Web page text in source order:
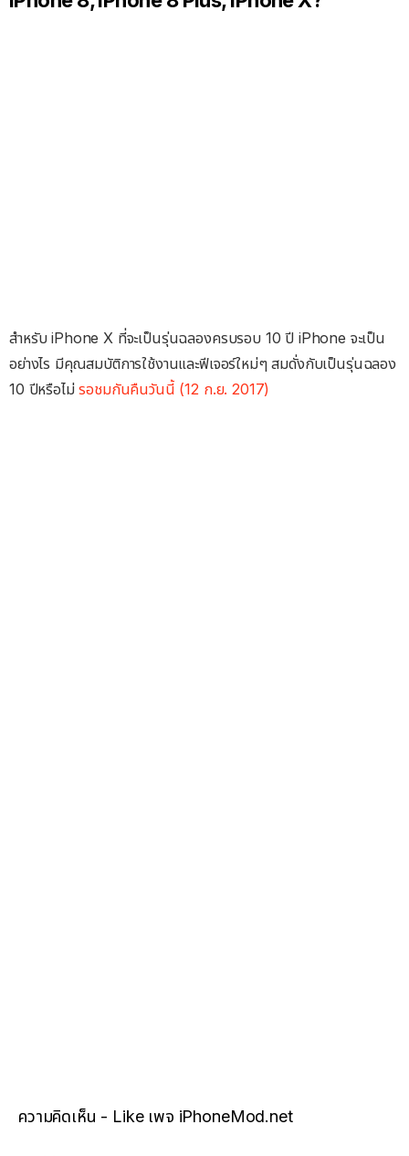
สำหรับ iPhone X ที่จะเป็นรุ่นฉลองครบรอบ 10 ปี iPhone จะเป็น
อย่างไร มีคุณสมบัติการใช้งานและฟีเจอร์ใหม่ๆ สมดั่งกับเป็นรุ่นฉลอง
10 ปีหรือไม่รอชมกันคืนวันนี้ (12 ก.ย. 2017)
ความคิดเห็น - Like เพจ iPhoneMod.net